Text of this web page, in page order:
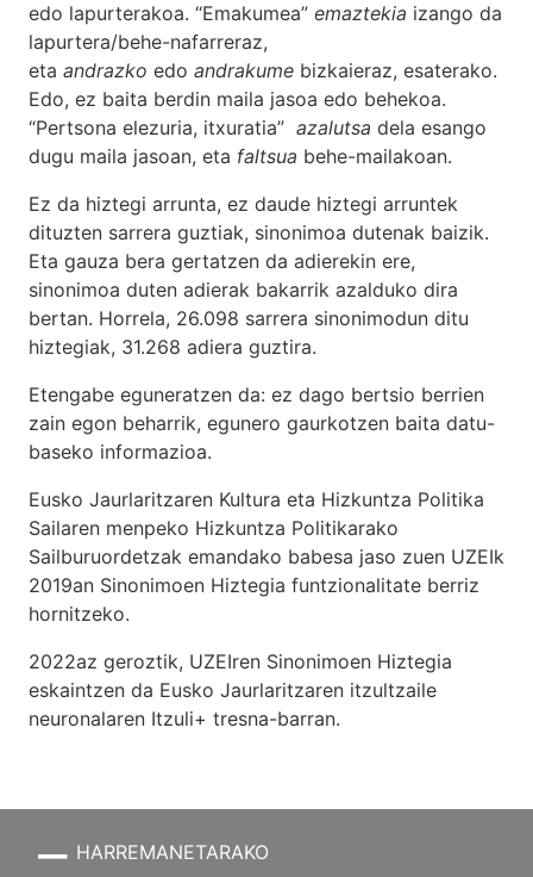
edo lapurterakoa. “Emakumea” emaztekia izango da
lapurtera/behe-nafarreraz,
eta andrazko edo andrakume bizkaieraz, esaterako.
Edo, ez baita berdin maila jasoa edo behekoa.
“Pertsona elezuria, itxuratia” azalutsa dela esango
dugu maila jasoan, eta faltsua behe-mailakoan.
Ez da hiztegi arrunta, ez daude hiztegi arruntek
dituzten sarrera guztiak, sinonimoa dutenak baizik.
Eta gauza bera gertatzen da adierekin ere,
sinonimoa duten adierak bakarrik azalduko dira
bertan. Horrela, 26.098 sarrera sinonimodun ditu
hiztegiak, 31.268 adiera guztira.
Etengabe eguneratzen da: ez dago bertsio berrien
zain egon beharrik, egunero gaurkotzen baita datu-
baseko informazioa.
Eusko Jaurlaritzaren Kultura eta Hizkuntza Politika
Sailaren menpeko Hizkuntza Politikarako
Sailburuordetzak emandako babesa jaso zuen UZEIk
2019an Sinonimoen Hiztegia funtzionalitate berriz
hornitzeko.
2022az geroztik, UZEIren Sinonimoen Hiztegia
eskaintzen da Eusko Jaurlaritzaren itzultzaile
neuronalaren Itzuli+ tresna-barran.
HARREMANETARAKO